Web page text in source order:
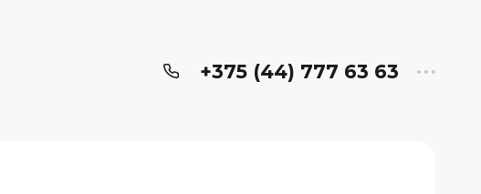
+375 (44) 777 63 63